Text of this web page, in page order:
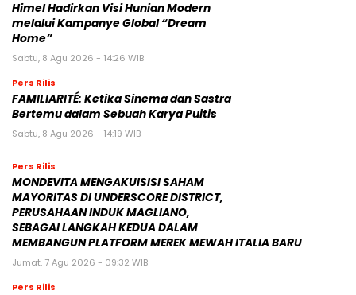
Himel Hadirkan Visi Hunian Modern
melalui Kampanye Global “Dream
Home”
Sabtu, 8 Agu 2026 - 14:26 WIB
Pers Rilis
FAMILIARITÉ: Ketika Sinema dan Sastra
Bertemu dalam Sebuah Karya Puitis
Sabtu, 8 Agu 2026 - 14:19 WIB
Pers Rilis
MONDEVITA MENGAKUISISI SAHAM
MAYORITAS DI UNDERSCORE DISTRICT,
PERUSAHAAN INDUK MAGLIANO,
SEBAGAI LANGKAH KEDUA DALAM
MEMBANGUN PLATFORM MEREK MEWAH ITALIA BARU
Jumat, 7 Agu 2026 - 09:32 WIB
Pers Rilis